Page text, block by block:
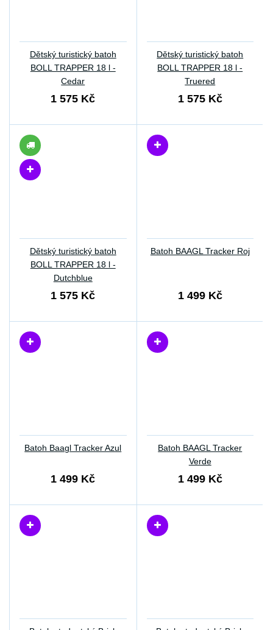
Dětský turistický batoh
BOLL TRAPPER 18 l -
Cedar
1 575 Kč
Dětský turistický batoh
BOLL TRAPPER 18 l -
Truered
1 575 Kč
Dětský turistický batoh
BOLL TRAPPER 18 l -
Dutchblue
1 575 Kč
Batoh BAAGL Tracker Roj
1 499 Kč
Batoh Baagl Tracker Azul
1 499 Kč
Batoh BAAGL Tracker
Verde
1 499 Kč